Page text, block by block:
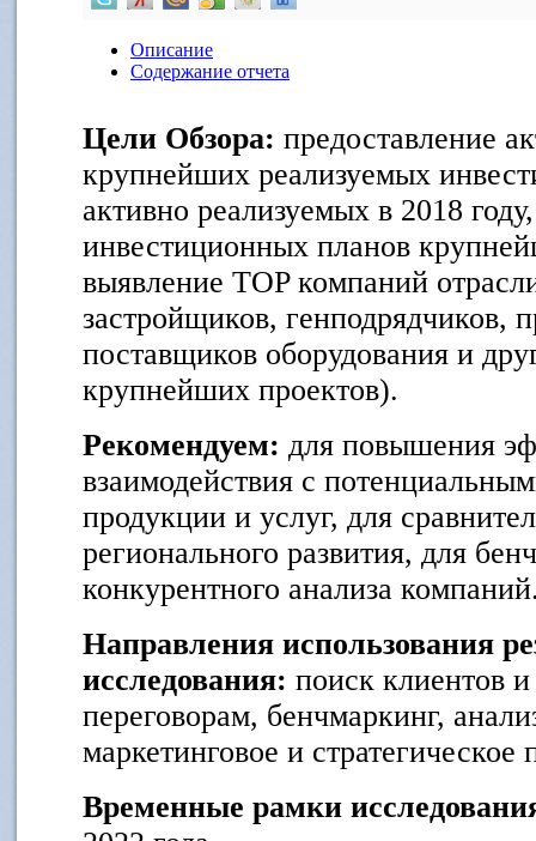
Описание
Содержание отчета
Цели Обзора: предоставление
крупнейших реализуемых
активно реализуемых в 2018
инвестиционных планов
выявление TOP компаний
застройщиков, генподрядчиков,
поставщиков оборудования и
крупнейших проектов).
Рекомендуем: для повышения
взаимодействия с
продукции и услуг, для
регионального развития, для
конкурентного анализа
Направления использования
исследования: поиск клиентов
переговорам, бенчмаркинг,
маркетинговое и
Временные рамки